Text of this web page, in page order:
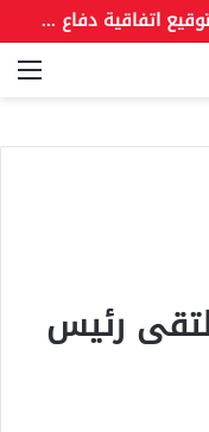
تركيا والسعودية وباكستان تتجه لتوقيع اتفاقية دفاع مشترك اليوم
رئيس